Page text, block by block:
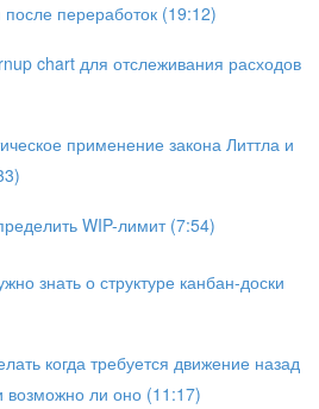
после переработок (19:12)
chart для отслеживания расходов
применение закона Литтла и
WIP-лимит (7:54)
знать о структуре канбан-доски
когда требуется движение назад
возможно ли оно (11:17)